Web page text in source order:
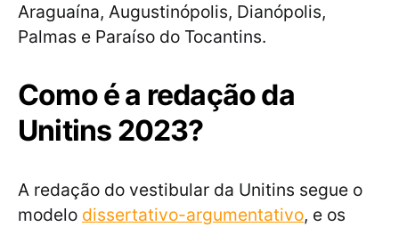
Araguaína, Augustinópolis, Dianópolis,
Palmas e Paraíso do Tocantins.
Como é a redação da
Unitins 2023?
A redação do vestibular da Unitins segue o
modelo dissertativo-argumentativo, e os